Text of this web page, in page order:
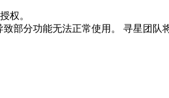
授权。
部分功能无法正常使用。 寻星团